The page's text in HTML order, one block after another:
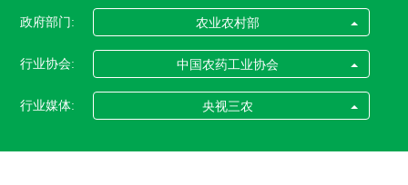
政府部门: 农业农村部
行业协会: 中国农药工业协会
行业媒体: 央视三农